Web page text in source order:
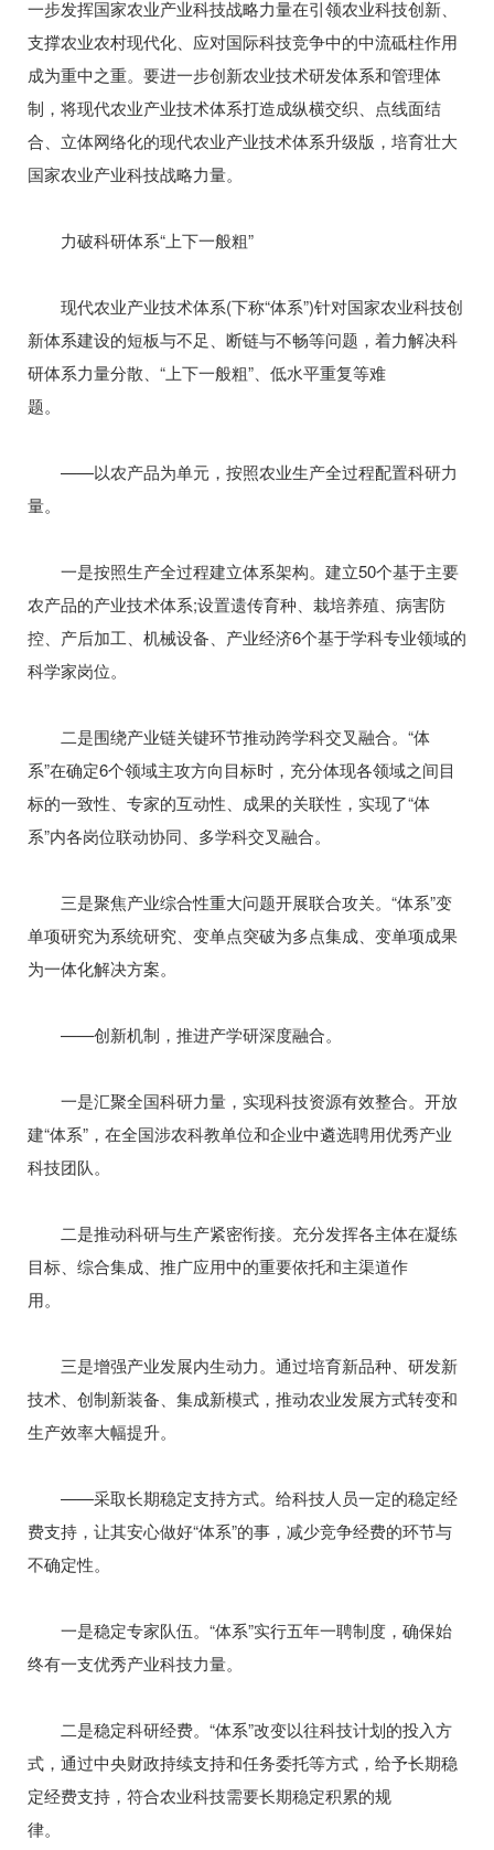
一步发挥国家农业产业科技战略力量在引领农业科技创新、
支撑农业农村现代化、应对国际科技竞争中的中流砥柱作用
成为重中之重。要进一步创新农业技术研发体系和管理体
制，将现代农业产业技术体系打造成纵横交织、点线面结
合、立体网络化的现代农业产业技术体系升级版，培育壮大
国家农业产业科技战略力量。
力破科研体系“上下一般粗”
现代农业产业技术体系(下称“体系”)针对国家农业科技创
新体系建设的短板与不足、断链与不畅等问题，着力解决科
研体系力量分散、“上下一般粗”、低水平重复等难
题。
——以农产品为单元，按照农业生产全过程配置科研力
量。
一是按照生产全过程建立体系架构。建立50个基于主要
农产品的产业技术体系;设置遗传育种、栽培养殖、病害防
控、产后加工、机械设备、产业经济6个基于学科专业领域的
科学家岗位。
二是围绕产业链关键环节推动跨学科交叉融合。“体
系”在确定6个领域主攻方向目标时，充分体现各领域之间目
标的一致性、专家的互动性、成果的关联性，实现了“体
系”内各岗位联动协同、多学科交叉融合。
三是聚焦产业综合性重大问题开展联合攻关。“体系”变
单项研究为系统研究、变单点突破为多点集成、变单项成果
为一体化解决方案。
——创新机制，推进产学研深度融合。
一是汇聚全国科研力量，实现科技资源有效整合。开放
建“体系”，在全国涉农科教单位和企业中遴选聘用优秀产业
科技团队。
二是推动科研与生产紧密衔接。充分发挥各主体在凝练
目标、综合集成、推广应用中的重要依托和主渠道作
用。
三是增强产业发展内生动力。通过培育新品种、研发新
技术、创制新装备、集成新模式，推动农业发展方式转变和
生产效率大幅提升。
——采取长期稳定支持方式。给科技人员一定的稳定经
费支持，让其安心做好“体系”的事，减少竞争经费的环节与
不确定性。
一是稳定专家队伍。“体系”实行五年一聘制度，确保始
终有一支优秀产业科技力量。
二是稳定科研经费。“体系”改变以往科技计划的投入方
式，通过中央财政持续支持和任务委托等方式，给予长期稳
定经费支持，符合农业科技需要长期稳定积累的规
律。